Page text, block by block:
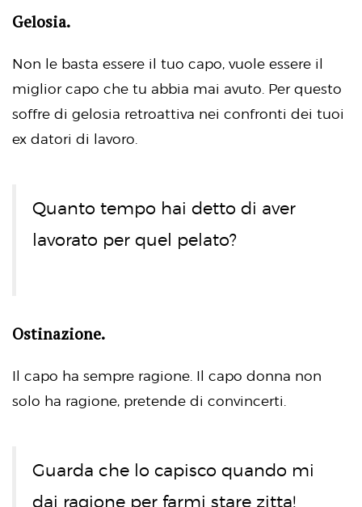
Gelosia.
Non le basta essere il tuo capo, vuole essere il
miglior capo che tu abbia mai avuto. Per questo
soffre di gelosia retroattiva nei confronti dei tuoi
ex datori di lavoro.
Quanto tempo hai detto di aver
lavorato per quel pelato?
Ostinazione.
Il capo ha sempre ragione. Il capo donna non
solo ha ragione, pretende di convincerti.
Guarda che lo capisco quando mi
dai ragione per farmi stare zitta!